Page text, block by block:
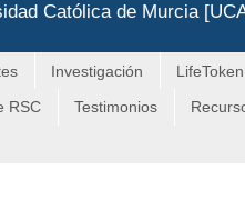
Católica de Murcia
Investigación LifeToken
RSC Testimonios